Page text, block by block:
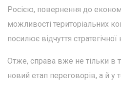
Росією, повернення до
можливості територіальних
посилює відчуття стратегічної
Отже, справа вже не тільки в
новий етап переговорів, а й у